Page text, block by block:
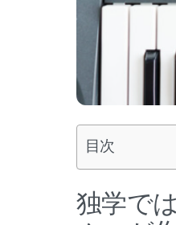
目次
独学で